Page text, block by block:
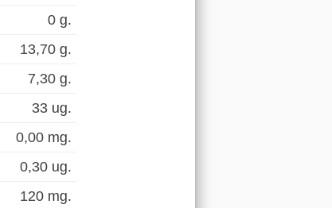
0 g.
13,70 g.
7,30 g.
33 ug.
0,00 mg.
0,30 ug.
120 mg.